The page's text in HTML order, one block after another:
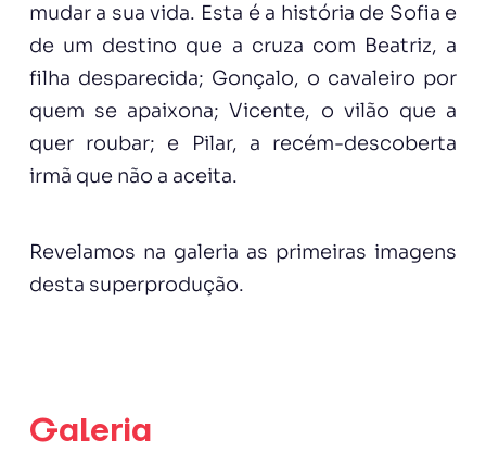
mudar a sua vida. Esta é a história de Sofia e
de um destino que a cruza com Beatriz, a
filha desparecida; Gonçalo, o cavaleiro por
quem se apaixona; Vicente, o vilão que a
quer roubar; e Pilar, a recém-descoberta
irmã que não a aceita.
Revelamos na galeria as primeiras imagens
desta superprodução.
Galeria